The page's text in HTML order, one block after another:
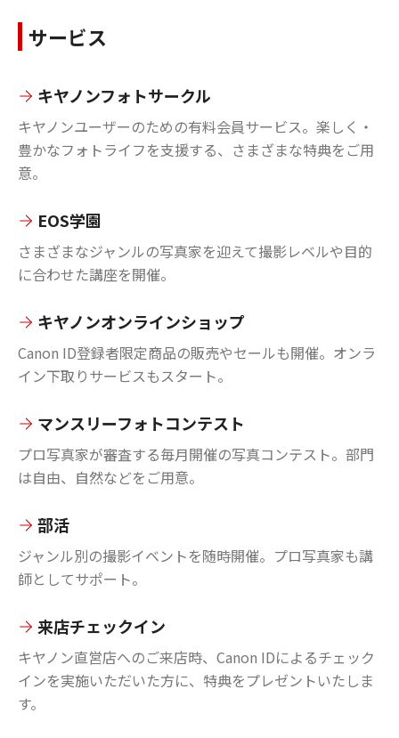
サービス
キヤノンフォトサークル
キヤノンユーザーのための有料会員サービス。楽しく・
豊かなフォトライフを支援する、さまざまな特典をご用
意。
EOS学園
さまざまなジャンルの写真家を迎えて撮影レベルや目的
に合わせた講座を開催。
キヤノンオンラインショップ
Canon ID登録者限定商品の販売やセールも開催。オンラ
イン下取りサービスもスタート。
マンスリーフォトコンテスト
プロ写真家が審査する毎月開催の写真コンテスト。部門
は自由、自然などをご用意。
部活
ジャンル別の撮影イベントを随時開催。プロ写真家も講
師としてサポート。
来店チェックイン
キヤノン直営店へのご来店時、Canon IDによるチェック
インを実施いただいた方に、特典をプレゼントいたしま
す。